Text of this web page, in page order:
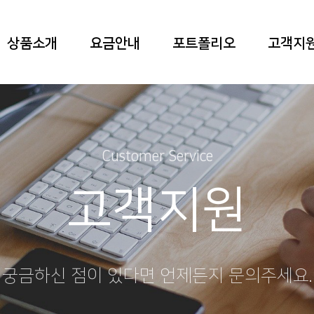
상품소개 요금안내 포트폴리오 고객지
Customer Service
고객지원
궁금하신 점이 있다면 언제든지 문의주세요.